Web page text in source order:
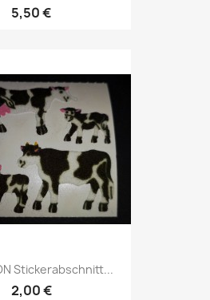
5,50 €
Stickerabschnitt...
2,00 €